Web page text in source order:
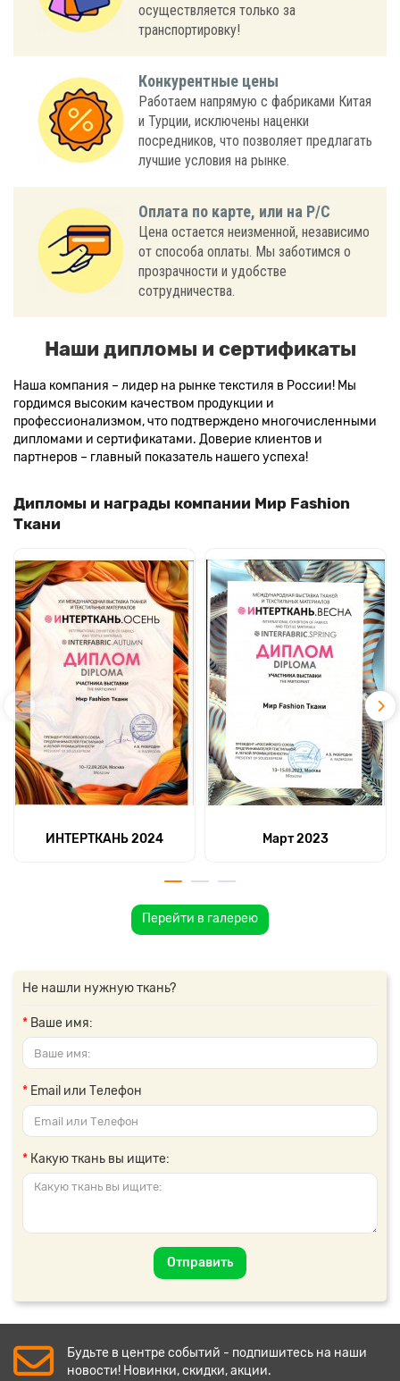
осуществляется только за
транспортировку!
Конкурентные цены
Работаем напрямую с фабриками Китая
и Турции, исключены наценки
посредников, что позволяет предлагать
лучшие условия на рынке.
Оплата по карте, или на Р/С
Цена остается неизменной, независимо
от способа оплаты. Мы заботимся о
прозрачности и удобстве
сотрудничества.
Наши дипломы и сертификаты
Наша компания – лидер на рынке текстиля в России! Мы
гордимся высоким качеством продукции и
профессионализмом, что подтверждено многочисленными
дипломами и сертификатами. Доверие клиентов и
партнеров – главный показатель нашего успеха!
Дипломы и награды компании Мир Fashion
Ткани
ИНТЕРТКАНЬ 2024 Март 2023
Перейти в галерею
Не нашли нужную ткань?
Ваше имя:
Email или Телефон
Какую ткань вы ищите:
Отправить
Будьте в центре событий - подпишитесь на наши
новости! Новинки, скидки, акции.